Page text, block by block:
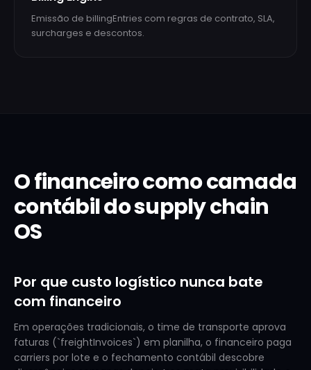
Emissão de billingEntries com regras de contrato, SLA,
surcharges e descontos.
O financeiro como camada
contábil do supply chain
OS
Por que custo logístico nunca bate
com financeiro
Em operações tradicionais, o time de transporte aprova
faturas (`freightInvoices`) em planilha, o financeiro paga
carriers por lote e o fechamento contábil descobre